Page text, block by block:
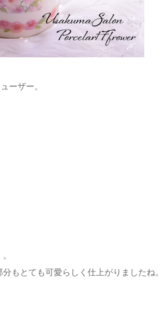
ーザー。
もとても可愛らしく仕上がりましたね。